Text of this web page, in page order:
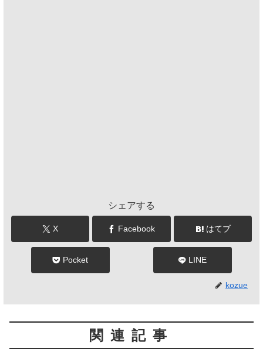
シェアする
X Facebook はてブ
Pocket LINE
kozue
関連記事